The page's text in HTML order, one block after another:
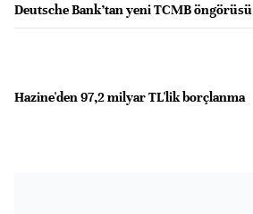
Deutsche Bank’tan yeni TCMB öngörüsü
Hazine'den 97,2 milyar TL'lik borçlanma